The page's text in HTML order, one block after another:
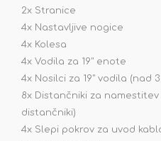
2x Stranice
4x Nastavljive nogice
4x Kolesa
4x Vodila za 19" enote
4x Nosilci za 19" vodila (nad
8x Distančniki za namestitev
distančniki)
4x Slepi pokrov za uvod